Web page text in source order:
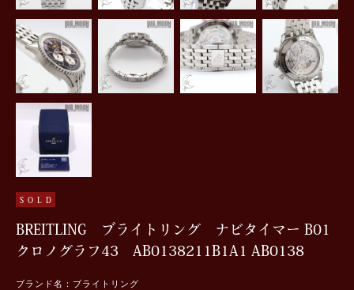
SOLD
BREITLING ブライトリング ナビタイマー B01
クロノグラフ43 AB0138211B1A1 AB0138
ブランド名：ブライトリング